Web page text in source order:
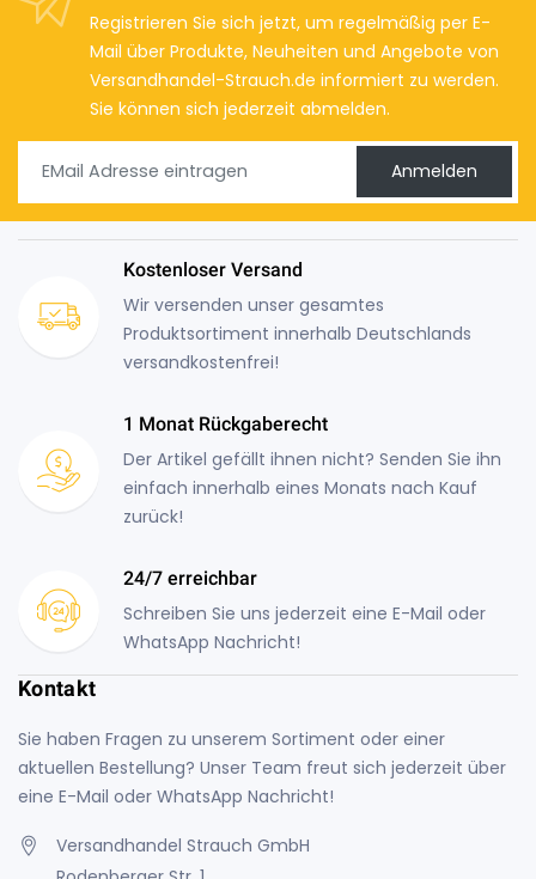
Registrieren Sie sich jetzt, um regelmäßig per E-
Mail über Produkte, Neuheiten und Angebote von
Versandhandel-Strauch.de informiert zu werden.
Sie können sich jederzeit abmelden.
Anmelden
Kostenloser Versand
Wir versenden unser gesamtes
Produktsortiment innerhalb Deutschlands
versandkostenfrei!
1 Monat Rückgaberecht
Der Artikel gefällt ihnen nicht? Senden Sie ihn
einfach innerhalb eines Monats nach Kauf
zurück!
24/7 erreichbar
Schreiben Sie uns jederzeit eine E-Mail oder
WhatsApp Nachricht!
Kontakt
Sie haben Fragen zu unserem Sortiment oder einer
aktuellen Bestellung? Unser Team freut sich jederzeit über
eine E-Mail oder WhatsApp Nachricht!
Versandhandel Strauch GmbH